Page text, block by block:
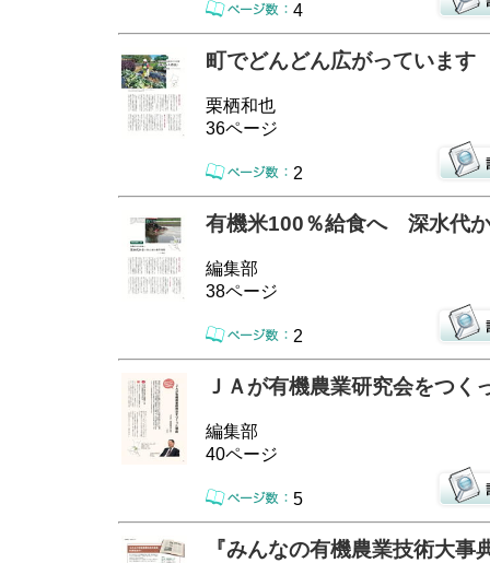
4
町でどんどん広がっていま
栗栖和也
36ページ
2
有機米100％給食へ 深水代
編集部
38ページ
2
ＪＡが有機農業研究会をつく
編集部
40ページ
5
『みんなの有機農業技術大事